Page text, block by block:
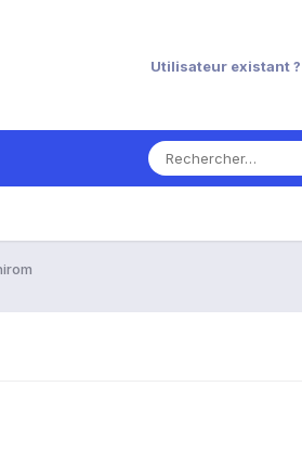
Utilisateur existant